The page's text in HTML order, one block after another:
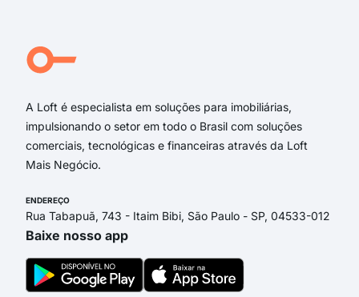
A Loft é especialista em soluções para imobiliárias,
impulsionando o setor em todo o Brasil com soluções
comerciais, tecnológicas e financeiras através da Loft
Mais Negócio.
ENDEREÇO
Rua Tabapuã, 743 - Itaim Bibi, São Paulo - SP, 04533-012
Baixe nosso app